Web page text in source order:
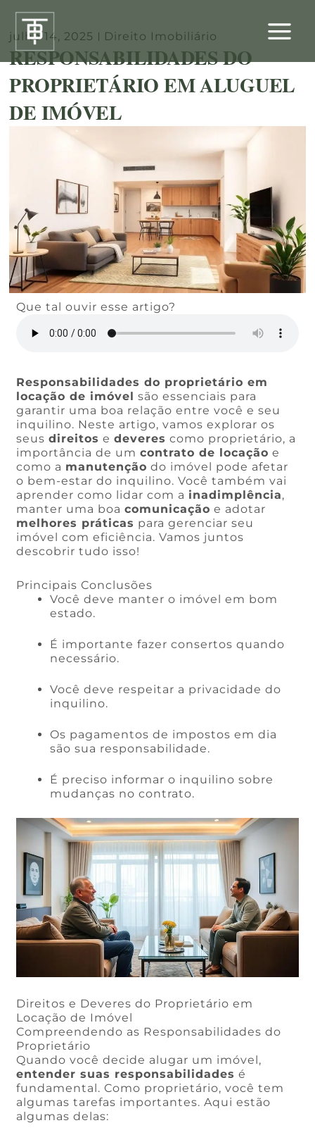
conteúdo
julho 14, 2025 Direito Imobiliário
RESPONSABILIDADES DO
PROPRIETÁRIO EM ALUGUEL
DE IMÓVEL
Que tal ouvir esse artigo?
Responsabilidades do proprietário em
locação de imóvel são essenciais para
garantir uma boa relação entre você e seu
inquilino. Neste artigo, vamos explorar os
seusdireitos edeveres como proprietário, a
importância de umcontrato de locação e
como a manutenção do imóvel pode afetar
o bem-estar do inquilino. Você também vai
aprender como lidar com a inadimplência,
manter uma boacomunicação e adotar
melhores práticas para gerenciar seu
imóvel com eficiência. Vamos juntos
descobrir tudo isso!
Principais Conclusões
Você deve manter o imóvel em bom
estado.
É importante fazer consertos quando
necessário.
Você deve respeitar a privacidade do
inquilino.
Os pagamentos de impostos em dia
são sua responsabilidade.
É preciso informar o inquilino sobre
mudanças no contrato.
Direitos e Deveres do Proprietário em
Locação de Imóvel
Compreendendo as Responsabilidades do
Proprietário
Quando você decide alugar um imóvel,
entender suas responsabilidades é
fundamental. Como proprietário, você tem
algumas tarefas importantes. Aqui estão
algumas delas: